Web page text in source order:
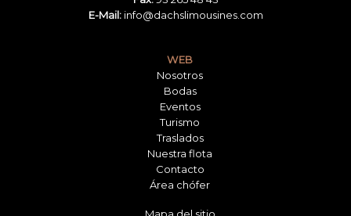
E-Mail: info@dachslimousines.com
WEB
Nosotros
Bodas
Eventos
Turismo
Traslados
Nuestra flota
Contacto
Área chófer
Mapa del sitio